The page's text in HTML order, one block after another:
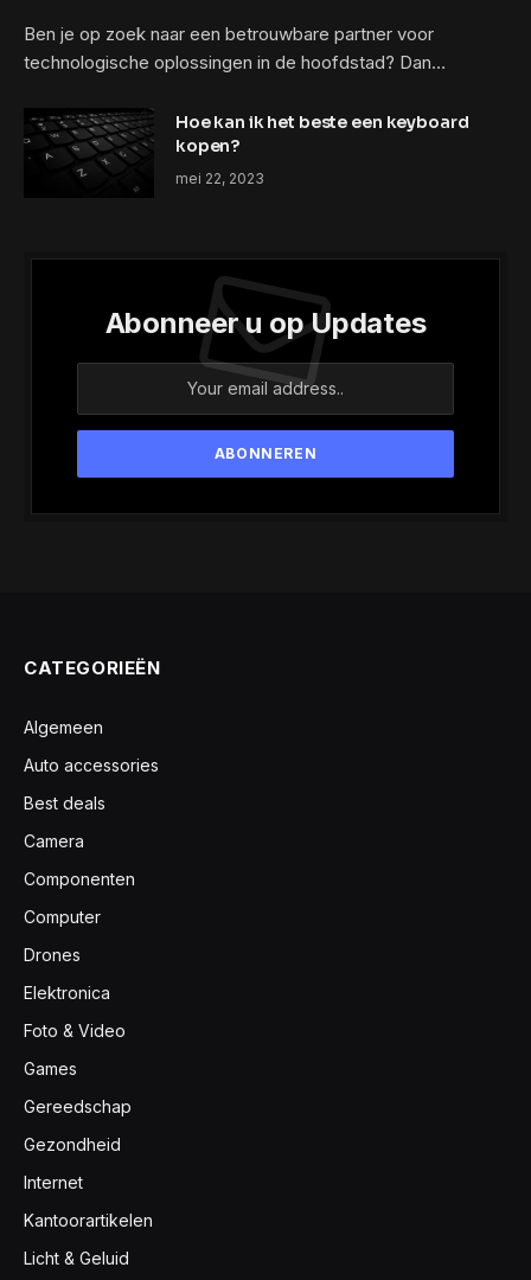
Ben je op zoek naar een betrouwbare partner voor
technologische oplossingen in de hoofdstad? Dan…
Hoe kan ik het beste een keyboard
kopen?
mei 22, 2023
Abonneer u op Updates
CATEGORIEËN
Algemeen
Auto accessories
Best deals
Camera
Componenten
Computer
Drones
Elektronica
Foto & Video
Games
Gereedschap
Gezondheid
Internet
Kantoorartikelen
Licht & Geluid